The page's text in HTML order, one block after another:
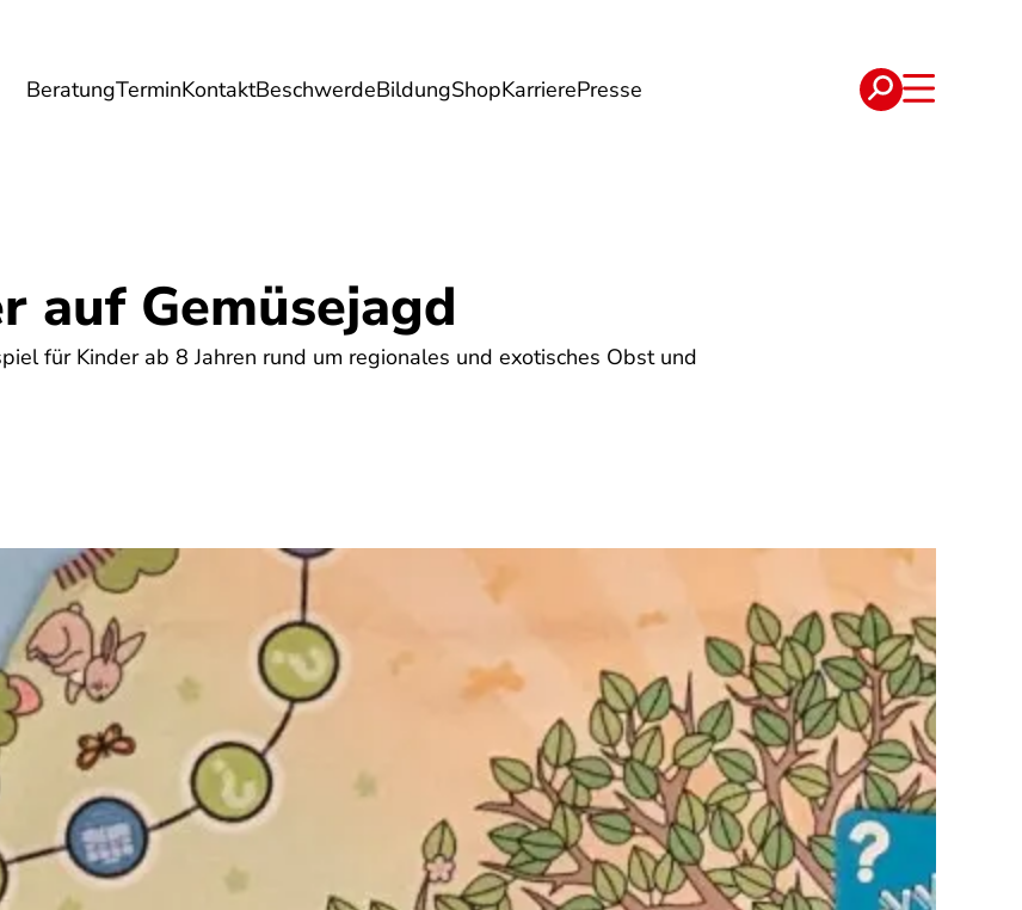
BeratungTerminKontaktBeschwerdeBildungShopKarrierePresse
Umwelt Gesundheit Energie Reise Verträge
auf Gemüsejagd
für Kinder ab 8 Jahren rund um regionales und exotisches Obst und